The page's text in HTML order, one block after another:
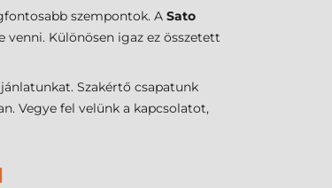
szempontok. A Sato
Különösen igaz ez összetett
Szakértő csapatunk
Vegye fel velünk a kapcsolatot,